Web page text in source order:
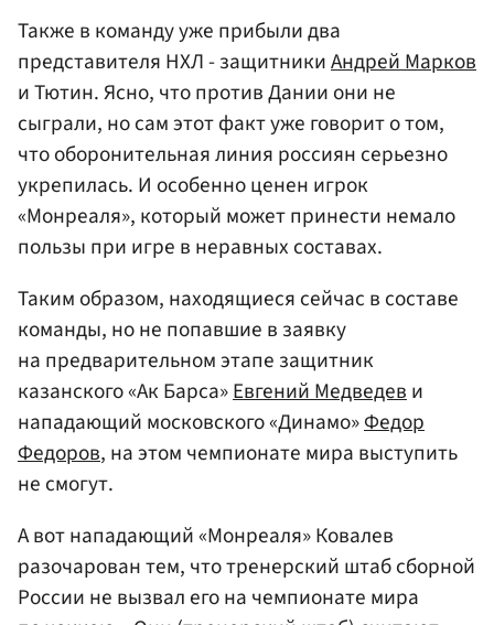
Также в команду уже прибыли два
представителя НХЛ - защитникиАндрей Марков
и Тютин. Ясно, что против Дании они не
сыграли, но сам этот факт уже говорит о том,
что оборонительная линия россиян серьезно
укрепилась. И особенно ценен игрок
«Монреаля», который может принести немало
пользы при игре в неравных составах.
Таким образом, находящиеся сейчас в составе
команды, но не попавшие в заявку
на предварительном этапе защитник
казанского «Ак Барса»Евгений Медведеви
нападающий московского «Динамо»Федор
Федоров, на этом чемпионате мира выступить
не смогут.
А вот нападающий «Монреаля» Ковалев
разочарован тем, что тренерский штаб сборной
России не вызвал его на чемпионате мира